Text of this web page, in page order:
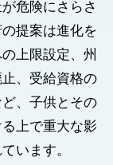
危険にさらさ
提案は進化を
上限設定、州
、受給資格の
、子供とその
上で重大な影
います。